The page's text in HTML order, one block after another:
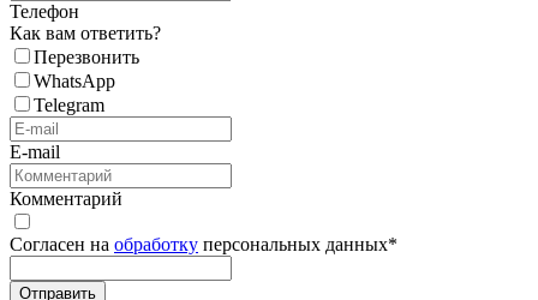
Телефон
Как вам ответить?
Перезвонить
WhatsApp
Telegram
E-mail
Комментарий
Согласен на обработку персональных данных*